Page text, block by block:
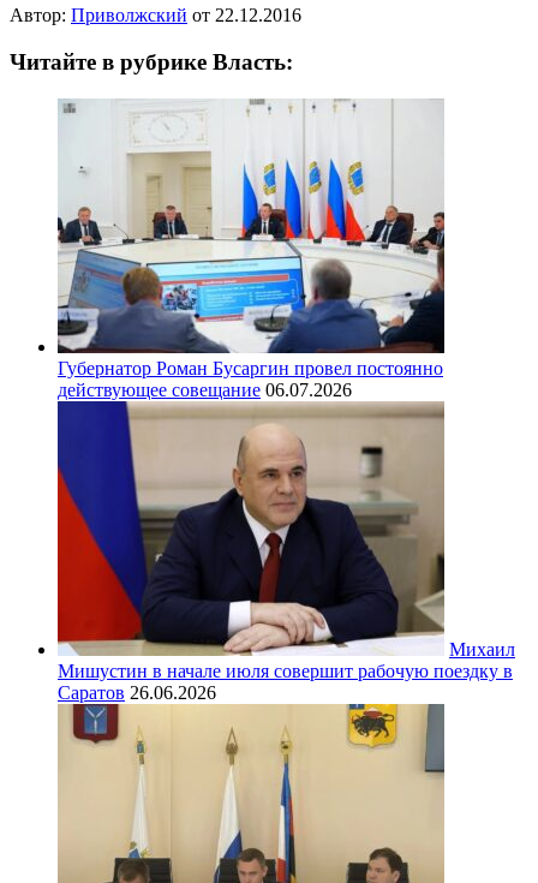
Автор: Приволжский от 22.12.2016
Читайте в рубрике Власть:
Губернатор Роман Бусаргин провел постоянно
действующее совещание 06.07.2026
Михаил
Мишустин в начале июля совершит рабочую поездку в
Саратов 26.06.2026